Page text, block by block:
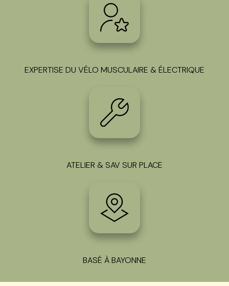
EXPERTISE DU VÉLO MUSCULAIRE & ÉLECTRIQUE
ATELIER & SAV SUR PLACE
BASÉ À BAYONNE